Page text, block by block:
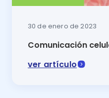
30 de enero de 2023
Comunicación
ver artículo